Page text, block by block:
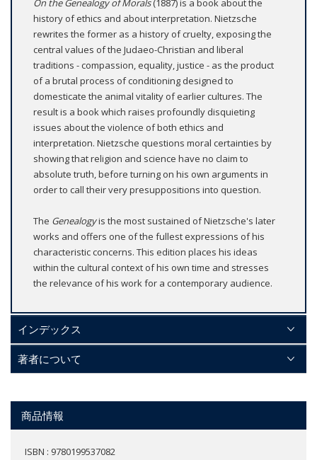
On the Genealogy of Morals(1887) is a book about the
history of ethics and about interpretation. Nietzsche
rewrites the former as a history of cruelty, exposing the
central values of the Judaeo-Christian and liberal
traditions - compassion, equality, justice - as the product
of a brutal process of conditioning designed to
domesticate the animal vitality of earlier cultures. The
result is a book which raises profoundly disquieting
issues about the violence of both ethics and
interpretation. Nietzsche questions moral certainties by
showing that religion and science have no claim to
absolute truth, before turning on his own arguments in
order to call their very presuppositions into question.
The Genealogyis the most sustained of Nietzsche's later
works and offers one of the fullest expressions of his
characteristic concerns. This edition places his ideas
within the cultural context of his own time and stresses
the relevance of his work for a contemporary audience.
インデックス
著者について
商品情報
ISBN : 9780199537082